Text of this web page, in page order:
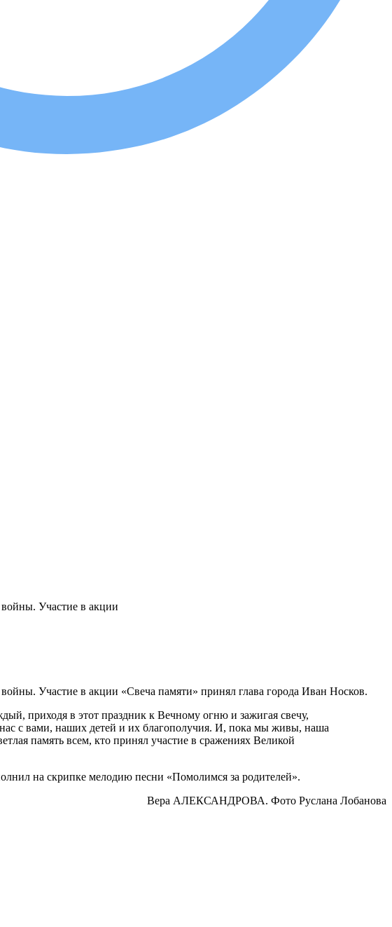
Участие в акции
Участие в акции «Свеча памяти» принял глава города Иван Носков.
приходя в этот праздник к Вечному огню и зажигая свечу,
с вами, наших детей и их благополучия. И, пока мы живы, наша
память всем, кто принял участие в сражениях Великой
на скрипке мелодию песни «Помолимся за родителей».
Вера АЛЕКСАНДРОВА. Фото Руслана Лобанова